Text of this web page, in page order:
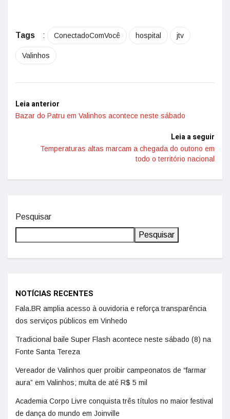
Tags : ConectadoComVocê hospital jtv
Valinhos
Leia anterior
Bazar do Patru em Valinhos acontece neste sábado
Leia a seguir
Temperaturas altas marcam a chegada do outono em
todo o território nacional
Pesquisar
Pesquisar
NOTÍCIAS RECENTES
Fala.BR amplia acesso à ouvidoria e reforça transparência
dos serviços públicos em Vinhedo
Tradicional baile Super Flash acontece neste sábado (8) na
Fonte Santa Tereza
Vereador de Valinhos quer proibir campeonatos de “farmar
aura” em Valinhos; multa de até R$ 5 mil
Academia Corpo Livre conquista três títulos no maior festival
de dança do mundo em Joinville